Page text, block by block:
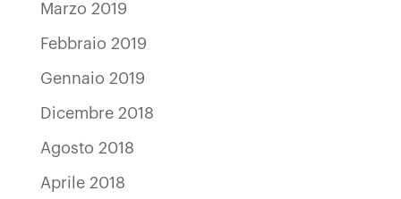
Marzo 2019
Febbraio 2019
Gennaio 2019
Dicembre 2018
Agosto 2018
Aprile 2018